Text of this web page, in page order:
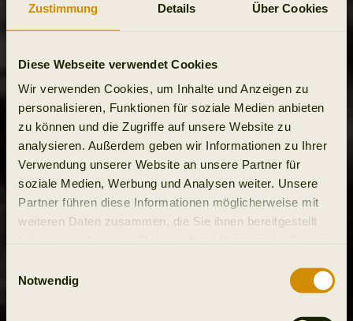
Zustimmung Details Über Cookies
Diese Webseite verwendet Cookies
Wir verwenden Cookies, um Inhalte und Anzeigen zu
personalisieren, Funktionen für soziale Medien anbieten
zu können und die Zugriffe auf unsere Website zu
analysieren. Außerdem geben wir Informationen zu Ihrer
Verwendung unserer Website an unsere Partner für
soziale Medien, Werbung und Analysen weiter. Unsere
Partner führen diese Informationen möglicherweise mit
weiteren Daten zusammen, die Sie ihnen bereitgestellt
Notwendig